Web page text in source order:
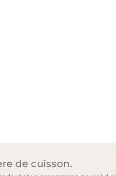
de cuisson.